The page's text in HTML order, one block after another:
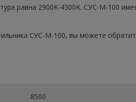
равна 2900K-4300K. СУС-М-100
СУС-М-100, вы можете
8500